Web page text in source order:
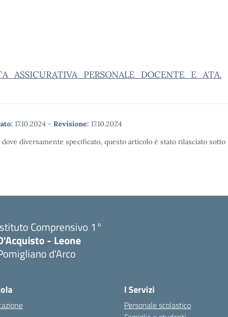
17.10.2024 - Revisione: 17.10.2024
dove diversamente specificato, questo articolo è stato rilasciato
Comprensivo 1°
- Leone
d'Arco
I Servizi
Personale scolastico